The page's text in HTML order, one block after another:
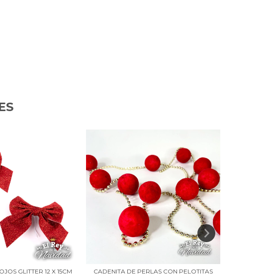
GLITTER 12 X 15CM
CADENITA DE PERLAS CON PELOTITAS